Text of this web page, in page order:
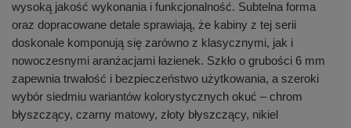
wysoką jakość wykonania i funkcjonalność. Subtelna forma
oraz dopracowane detale sprawiają, że kabiny z tej serii
doskonale komponują się zarówno z klasycznymi, jak i
nowoczesnymi aranżacjami łazienek. Szkło o grubości 6 mm
zapewnia trwałość i bezpieczeństwo użytkowania, a szeroki
wybór siedmiu wariantów kolorystycznych okuć – chrom
błyszczący, czarny matowy, złoty błyszczący, nikiel